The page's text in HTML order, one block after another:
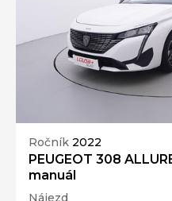
Ročník 2022
PEUGEOT 308
manuál
Nájezd